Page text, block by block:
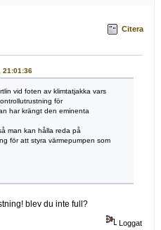
Citera
21:01:36
vid foten av klimtatjakka vars
för
har krängt den eminenta
man kan hålla reda på
för att styra värmepumpen som
blev du inte full?
Loggat